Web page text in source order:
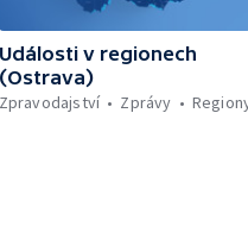
Události v regionech
(Ostrava)
Zpravodajství
Zprávy